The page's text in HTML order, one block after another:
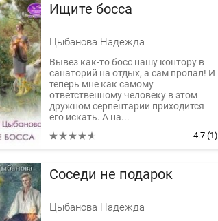
Ищите босса
Цыбанова Надежда
Вывез как-то босс нашу контору в
санаторий на отдых, а сам пропал! И
теперь мне как самому
ответственному человеку в этом
дружном серпентарии приходится
его искать. А на...
4.7 (1)
Соседи не подарок
Цыбанова Надежда